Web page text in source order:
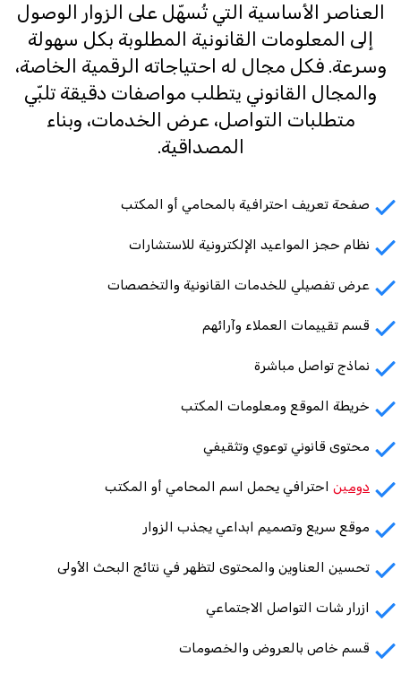
العناصر الأساسية التي تُسهّل على الزوار الوصول
إلى المعلومات القانونية المطلوبة بكل سهولة
وسرعة. فكل مجال له احتياجاته الرقمية الخاصة،
والمجال القانوني يتطلب مواصفات دقيقة تلبّي
متطلبات التواصل، عرض الخدمات، وبناء
المصداقية.
صفحة تعريف احترافية بالمحامي أو المكتب
نظام حجز المواعيد الإلكترونية للاستشارات
عرض تفصيلي للخدمات القانونية والتخصصات
قسم تقييمات العملاء وآرائهم
نماذج تواصل مباشرة
خريطة الموقع ومعلومات المكتب
محتوى قانوني توعوي وتثقيفي
دومين احترافي يحمل اسم المحامي أو المكتب
موقع سريع وتصميم ابداعي يجذب الزوار
تحسين العناوين والمحتوى لتظهر في نتائج البحث الأولى
ازرار شات التواصل الاجتماعي
قسم خاص بالعروض والخصومات